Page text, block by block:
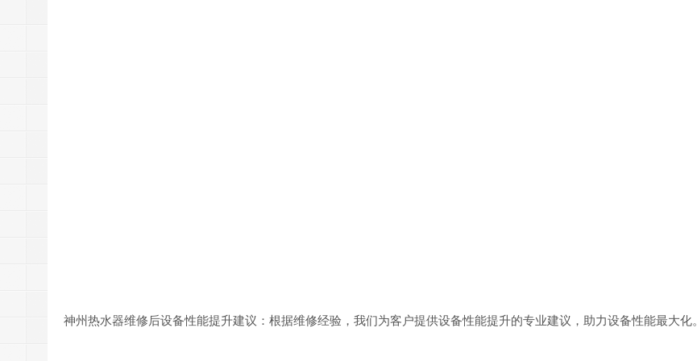
神州热水器维修后设备性能提升建议：根据维修经验，我们为客户提供设备性能提升的专业建议，助力设备性能最大化。